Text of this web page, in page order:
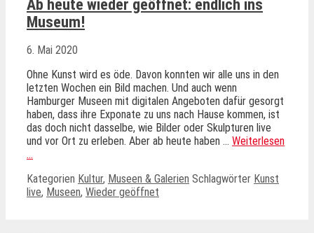
Ab heute wieder geöffnet: endlich ins
Museum!
6. Mai 2020
Ohne Kunst wird es öde. Davon konnten wir alle uns in den
letzten Wochen ein Bild machen. Und auch wenn
Hamburger Museen mit digitalen Angeboten dafür gesorgt
haben, dass ihre Exponate zu uns nach Hause kommen, ist
das doch nicht dasselbe, wie Bilder oder Skulpturen live
und vor Ort zu erleben. Aber ab heute haben … Weiterlesen
…
Kategorien Kultur, Museen & Galerien Schlagwörter Kunst
live, Museen, Wieder geöffnet